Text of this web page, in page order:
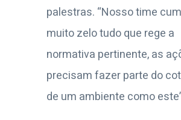
palestras. “Nosso time
muito zelo tudo que rege a
normativa pertinente, as
precisam fazer parte do
de um ambiente como